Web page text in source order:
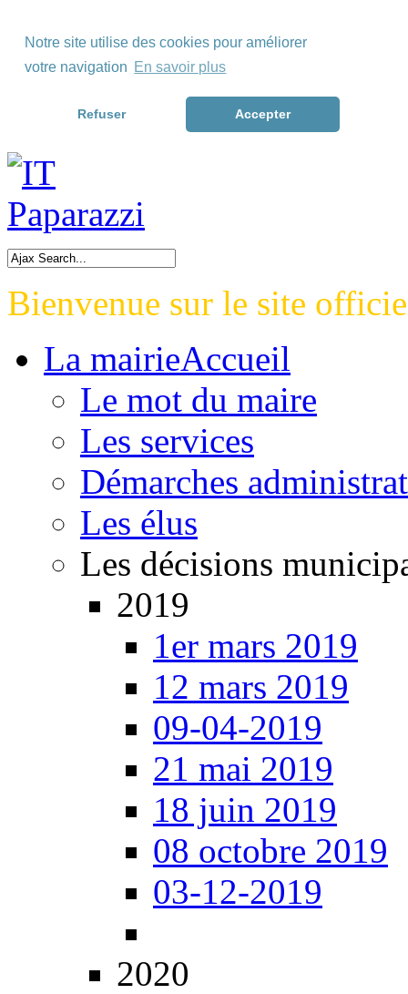
Notre site utilise des cookies pour améliorer
votre navigation En savoir plus
Refuser Accepter
Skip to Menu
Skip to Content
Skip to Footer>
Bienvenue sur le site
La mairieAccueil
Le mot du maire
Les services
Démarches
Les élus
Les décisions
2019
1er mars 2019
12 mars 2019
09-04-2019
21 mai 2019
18 juin 2019
08 octobre 2019
03-12-2019
2020